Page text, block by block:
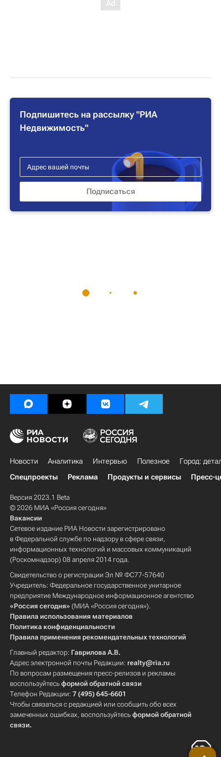
Подпишитесь на рассылку "РИА
Недвижимость"
Новости Аналитика Интервью Полезное
Город:
Спецпроекты
Реклама Продукты и сервисы Пресс-
Версия 2023.1 Beta
© 2026 МИА «Россия сегодня»
Вакансии
Сетевое издание РИА Новости зарегистрировано
в Федеральной службе по надзору в сфере связи,
информационных технологий и массовых коммуникаций
(Роскомнадзор) 08 апреля 2014 года.
Свидетельство о регистрации Эл № ФС77-57640
Учредитель: Федеральное государственное унитарное
предприятие Международное информационное агентство
«Россия сегодня» (МИА «Россия сегодня»).
Правила использования материалов
Политика конфиденциальности
Правила применения рекомендательных технологий
Главный редактор: Гаврилова А.В.
Адрес электронной почты Редакции: realty@ria.ru
По вопросам размещения пресс-релизов и рекламы
воспользуйтесьформой обратной связи
Телефон Редакции: 7 (495) 645-6601
Чтобы связаться с редакцией или сообщить обо всех
замеченных ошибках, воспользуйтесьформой обратной
связи.